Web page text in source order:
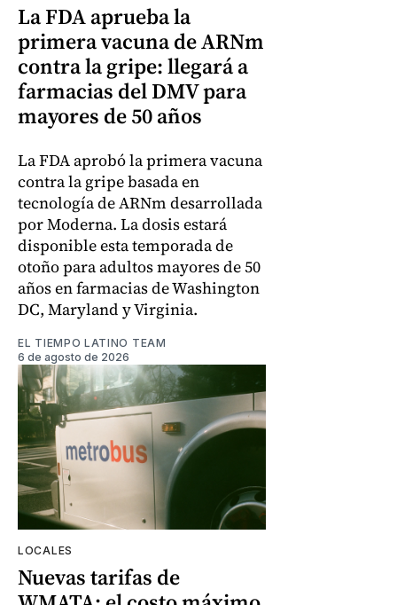
La FDA aprueba la
primera vacuna de ARNm
contra la gripe: llegará a
farmacias del DMV para
mayores de 50 años
La FDA aprobó la primera vacuna
contra la gripe basada en
tecnología de ARNm desarrollada
por Moderna. La dosis estará
disponible esta temporada de
otoño para adultos mayores de 50
años en farmacias de Washington
DC, Maryland y Virginia.
EL TIEMPO LATINO TEAM
6 de agosto de 2026
LOCALES
Nuevas tarifas de